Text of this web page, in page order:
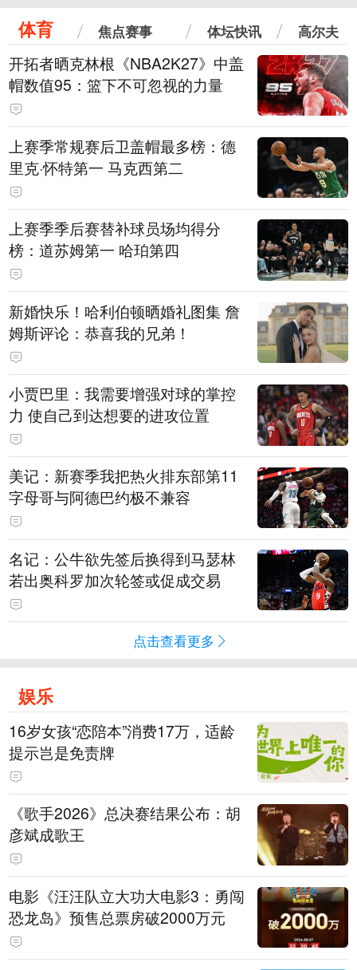
体育 焦点赛事 体坛快讯 高尔夫
开拓者晒克林根《NBA2K27》中盖
帽数值95：篮下不可忽视的力量
上赛季常规赛后卫盖帽最多榜：德
里克·怀特第一 马克西第二
上赛季季后赛替补球员场均得分
榜：道苏姆第一 哈珀第四
新婚快乐！哈利伯顿晒婚礼图集 詹
姆斯评论：恭喜我的兄弟！
小贾巴里：我需要增强对球的掌控
力 使自己到达想要的进攻位置
美记：新赛季我把热火排东部第11
字母哥与阿德巴约极不兼容
名记：公牛欲先签后换得到马瑟林
若出奥科罗加次轮签或促成交易
点击查看更多
娱乐
16岁女孩“恋陪本”消费17万，适龄
提示岂是免责牌
《歌手2026》总决赛结果公布：胡
彦斌成歌王
电影《汪汪队立大功大电影3：勇闯
恐龙岛》预售总票房破2000万元